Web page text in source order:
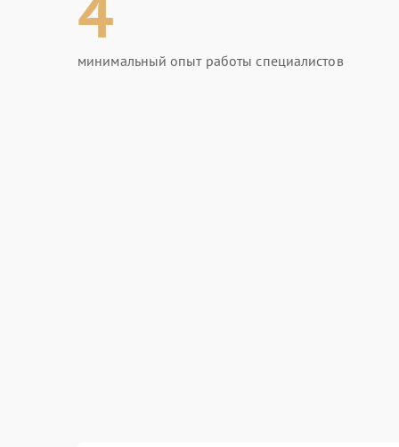
минимальный опыт работы специалистов